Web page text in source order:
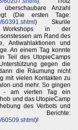
Anzahl
(Die ersten Tage:
) Skurile
Workshops in der
am Rand des
Antiwahlaktionen und
An einem Tag konnte
Teil des UtopieCamps
gegen die
die Räumung nicht
mit vielen Kontakten zu
und mehr. So gingen
- am vierten Tag ein
und das UtopieCamp
des Verbots und
)!